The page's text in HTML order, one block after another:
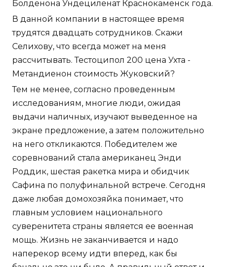
Болденона Ундециленат Краснокаменск года.
В данной компании в настоящее время
трудятся двадцать сотрудников. Скажи
Селихову, что всегда может на меня
рассчитывать. Тестоципол 200 цена Ухта -
Метандиенон стоимость Жуковский?
Тем не менее, согласно проведенным
исследованиям, многие люди, ожидая
выдачи наличных, изучают выведенное на
экране предложение, а затем положительно
на него откликаются. Победителем же
соревнований стала американец Энди
Роддик, шестая ракетка мира и обидчик
Сафина по полуфинальной встрече. Сегодня
даже любая домохозяйка понимает, что
главным условием национального
суверенитета страны является ее военная
мощь. Жизнь не заканчивается и надо
наперекор всему идти вперед, как бы